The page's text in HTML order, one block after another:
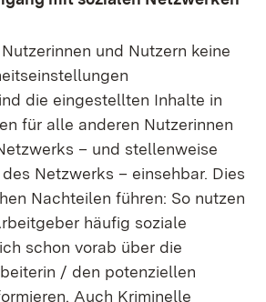
und Nutzern keine
die eingestellten Inhalte in
für alle anderen Nutzerinnen
– und stellenweise
Netzwerks – einsehbar. Dies
Nachteilen führen: So nutzen
häufig soziale
schon vorab über die
/ den potenziellen
Auch Kriminelle